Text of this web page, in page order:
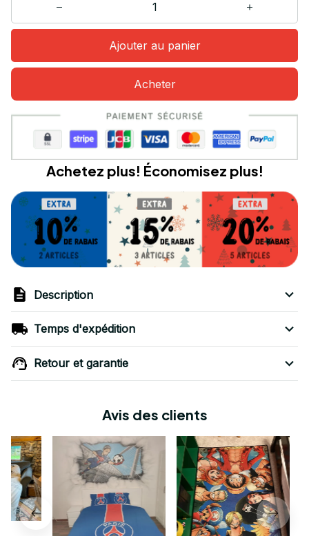
Ajouter au panier
Acheter
Achetez plus! Économisez plus!
Description
Temps d'expédition
Retour et garantie
Avis des clients